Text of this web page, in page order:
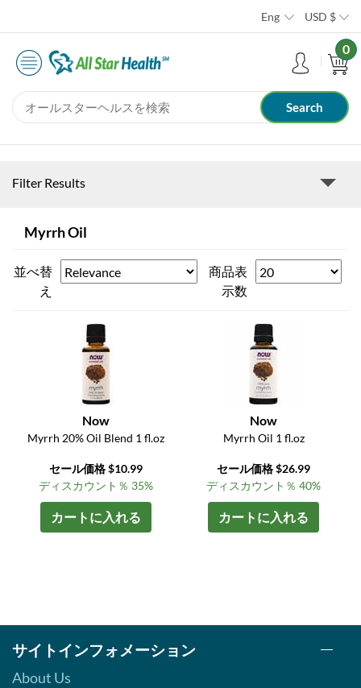
Eng USD $
0
Filter Results
Myrrh Oil
並べ替
え
商品表
示数
Now
Myrrh 20% Oil Blend 1 fl.oz
セール価格 $10.99
ディスカウント％ 35%
カートに入れる
Now
Myrrh Oil 1 fl.oz
セール価格 $26.99
ディスカウント％ 40%
カートに入れる
サイトインフォメーション
About Us